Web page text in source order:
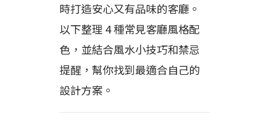
時打造安心又有品味的客廳。
以下整理 4 種常見客廳風格配
色，並結合風水小技巧和禁忌
提醒，幫你找到最適合自己的
設計方案。